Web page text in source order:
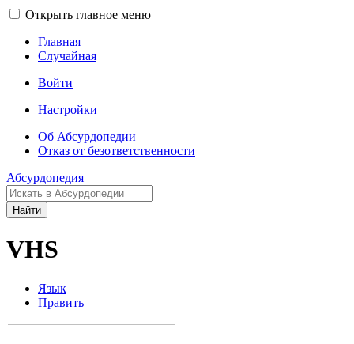
Открыть главное меню
Главная
Случайная
Войти
Настройки
Об Абсурдопедии
Отказ от безответственности
Абсурдопедия
Найти
VHS
Язык
Править